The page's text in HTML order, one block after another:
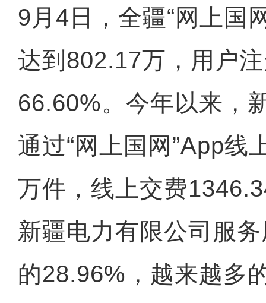
9月4日，全疆“网上国
达到802.17万，用户
66.60%。今年以来，
通过“网上国网”App线
万件，线上交费
新疆电力有限公司服
的28.96%，越来越多